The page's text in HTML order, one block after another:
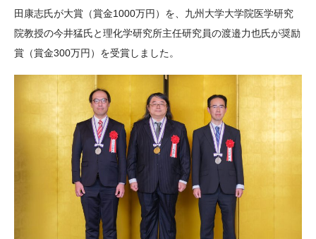
田康志氏が大賞（賞金1000万円）を、九州大学大学院医学研究
院教授の今井猛氏と理化学研究所主任研究員の渡邉力也氏が奨励
賞（賞金300万円）を受賞しました。